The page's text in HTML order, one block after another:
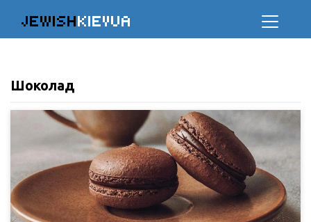
JEWISHKIEVUA
Шоколад